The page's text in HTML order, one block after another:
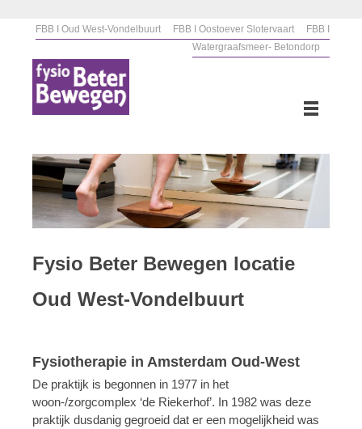
FBB I Oud West-Vondelbuurt FBB I Oostoever Slotervaart
FBB I
Watergraafsmeer- Betondorp
Fysio Beter Bewegen locatie
Oud West-Vondelbuurt
Fysiotherapie in Amsterdam Oud-West
De praktijk is begonnen in 1977 in het
woon-/zorgcomplex ‘de Riekerhof’. In 1982 was deze
praktijk dusdanig gegroeid dat er een mogelijkheid was